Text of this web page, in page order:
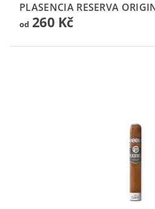
PLASENCIA RESERVA
od260 Kč